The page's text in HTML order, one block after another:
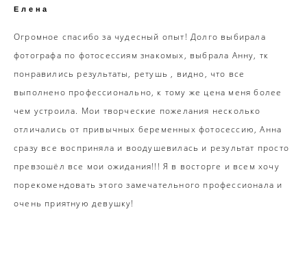
Елена
Огромное спасибо за чудесный опыт! Долго выбирала
фотографа по фотосессиям знакомых, выбрала Анну, тк
понравились результаты, ретушь , видно, что все
выполнено профессионально, к тому же цена меня более
чем устроила. Мои творческие пожелания несколько
отличались от привычных беременных фотосессию, Анна
сразу все восприняла и воодушевилась и результат просто
превзошёл все мои ожидания!!! Я в восторге и всем хочу
порекомендовать этого замечательного профессионала и
очень приятную девушку!